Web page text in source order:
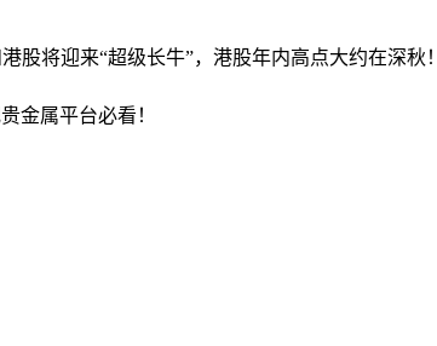
股将迎来“超级长牛”，港股年内高点大约在深秋！
金属平台必看！